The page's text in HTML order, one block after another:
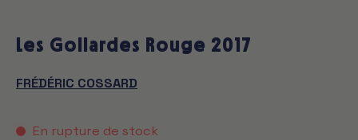
Les Gollardes Rouge 2017
FRÉDÉRIC COSSARD
En rupture de stock